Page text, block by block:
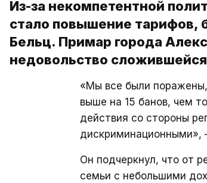
Из-за некомпетентной
стало повышение тарифов,
Бельц. Примар города
недовольство
«Мы все были
выше на 15 банов, чем
действия со стороны
дискриминационными»,
Он подчеркнул, что от
семьи с небольшими